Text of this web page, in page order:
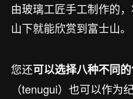
由玻璃工匠手工制作的
山下就能欣赏到富士山。
您还可以选择八种不同
（tenugui）也可以作为